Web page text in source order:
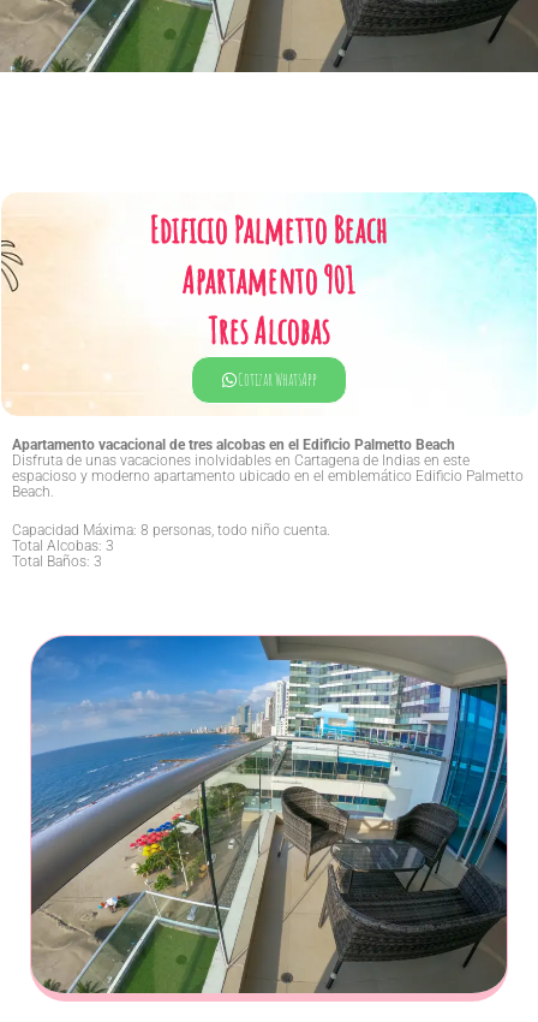
Edificio Palmetto Beach
Apartamento 901
Tres Alcobas
Cotizar WhatsApp
Apartamento vacacional de tres alcobas en el Edificio Palmetto Beach
Disfruta de unas vacaciones inolvidables en Cartagena de Indias en este
espacioso y moderno apartamento ubicado en el emblemático Edificio Palmetto
Beach.
Capacidad Máxima: 8 personas, todo niño cuenta.
Total Alcobas: 3
Total Baños: 3